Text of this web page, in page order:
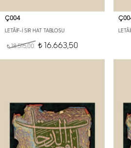
Ç004
LETÂİF-İ SIR HAT TABLOSU
t18.515,00 t 16.663,50